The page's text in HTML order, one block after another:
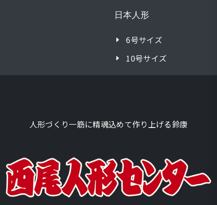
日本人形
6号サイズ
10号サイズ
人形づくり一筋に精魂込めて作り上げる鈴康